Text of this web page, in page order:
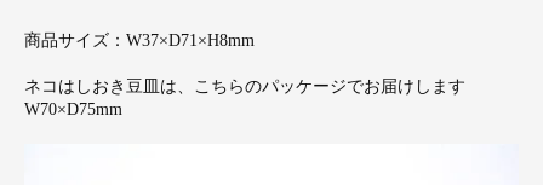
商品サイズ：W37×D71×H8mm
ネコはしおき豆皿は、こちらのパッケージでお届けします
W70×D75mm